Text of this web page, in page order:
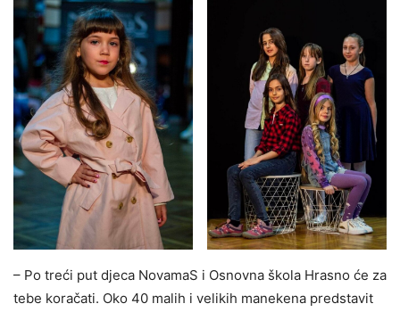
– Po treći put djeca NovamaS i Osnovna škola Hrasno će za
tebe koračati. Oko 40 malih i velikih manekena predstavit